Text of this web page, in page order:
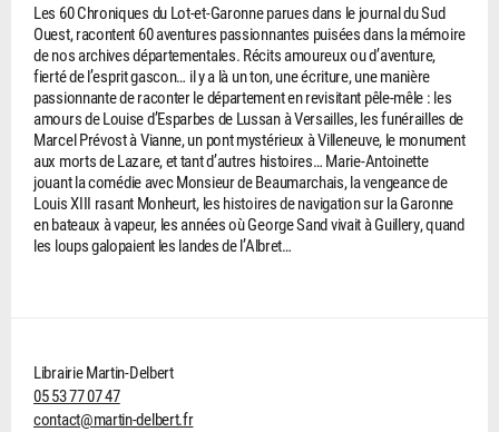
Les 60 Chroniques du Lot-et-Garonne parues dans le journal du Sud
Ouest, racontent 60 aventures passionnantes puisées dans la mémoire
de nos archives départementales. Récits amoureux ou d’aventure,
fierté de l’esprit gascon… il y a là un ton, une écriture, une manière
passionnante de raconter le département en revisitant pêle-mêle : les
amours de Louise d’Esparbes de Lussan à Versailles, les funérailles de
Marcel Prévost à Vianne, un pont mystérieux à Villeneuve, le monument
aux morts de Lazare, et tant d’autres histoires… Marie-Antoinette
jouant la comédie avec Monsieur de Beaumarchais, la vengeance de
Louis XIII rasant Monheurt, les histoires de navigation sur la Garonne
en bateaux à vapeur, les années où George Sand vivait à Guillery, quand
les loups galopaient les landes de l’Albret…
Librairie Martin-Delbert
05 53 77 07 47
contact@martin-delbert.fr